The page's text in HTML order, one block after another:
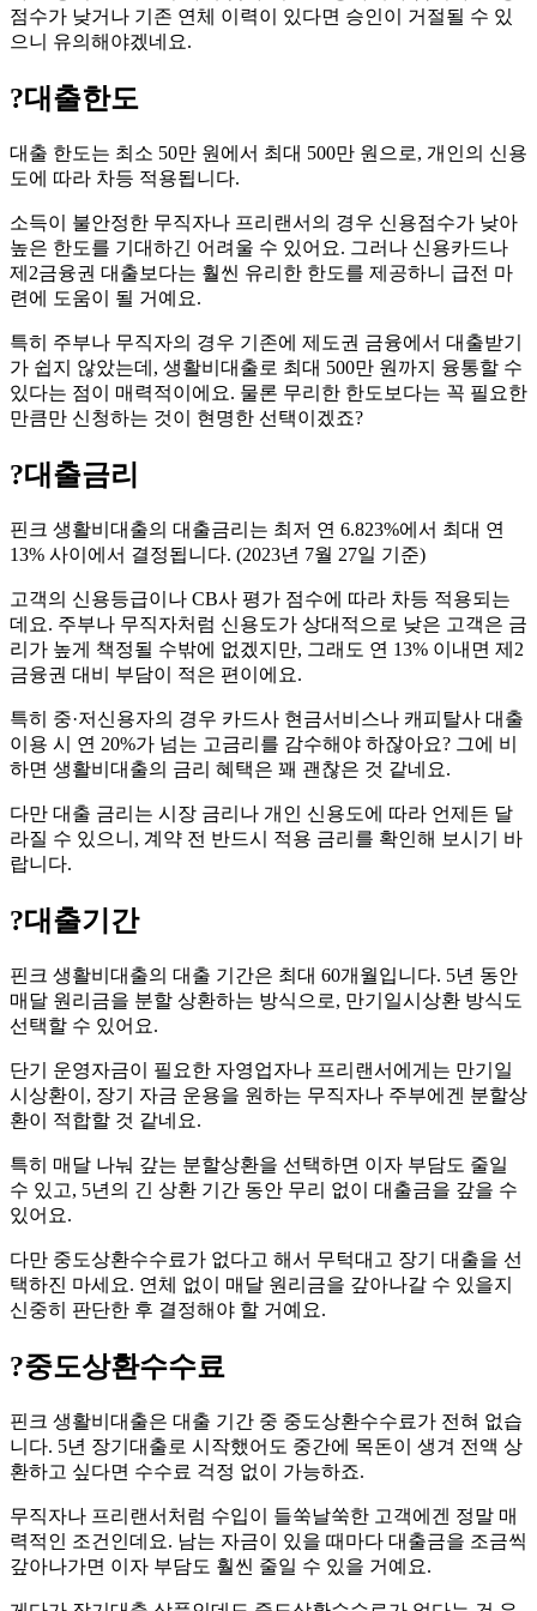
점수가 낮거나 기존 연체 이력이 있다면 승인이 거절될 수 있
으니 유의해야겠네요.
?대출한도
대출 한도는 최소 50만 원에서 최대 500만 원으로, 개인의 신용
도에 따라 차등 적용됩니다.
소득이 불안정한 무직자나 프리랜서의 경우 신용점수가 낮아
높은 한도를 기대하긴 어려울 수 있어요. 그러나 신용카드나
제2금융권 대출보다는 훨씬 유리한 한도를 제공하니 급전 마
련에 도움이 될 거예요.
특히 주부나 무직자의 경우 기존에 제도권 금융에서 대출받기
가 쉽지 않았는데, 생활비대출로 최대 500만 원까지 융통할 수
있다는 점이 매력적이에요. 물론 무리한 한도보다는 꼭 필요한
만큼만 신청하는 것이 현명한 선택이겠죠?
?대출금리
핀크 생활비대출의 대출금리는 최저 연 6.823%에서 최대 연
13% 사이에서 결정됩니다. (2023년 7월 27일 기준)
고객의 신용등급이나 CB사 평가 점수에 따라 차등 적용되는
데요. 주부나 무직자처럼 신용도가 상대적으로 낮은 고객은 금
리가 높게 책정될 수밖에 없겠지만, 그래도 연 13% 이내면 제2
금융권 대비 부담이 적은 편이에요.
특히 중·저신용자의 경우 카드사 현금서비스나 캐피탈사 대출
이용 시 연 20%가 넘는 고금리를 감수해야 하잖아요? 그에 비
하면 생활비대출의 금리 혜택은 꽤 괜찮은 것 같네요.
다만 대출 금리는 시장 금리나 개인 신용도에 따라 언제든 달
라질 수 있으니, 계약 전 반드시 적용 금리를 확인해 보시기 바
랍니다.
?대출기간
핀크 생활비대출의 대출 기간은 최대 60개월입니다. 5년 동안
매달 원리금을 분할 상환하는 방식으로, 만기일시상환 방식도
선택할 수 있어요.
단기 운영자금이 필요한 자영업자나 프리랜서에게는 만기일
시상환이, 장기 자금 운용을 원하는 무직자나 주부에겐 분할상
환이 적합할 것 같네요.
특히 매달 나눠 갚는 분할상환을 선택하면 이자 부담도 줄일
수 있고, 5년의 긴 상환 기간 동안 무리 없이 대출금을 갚을 수
있어요.
다만 중도상환수수료가 없다고 해서 무턱대고 장기 대출을 선
택하진 마세요. 연체 없이 매달 원리금을 갚아나갈 수 있을지
신중히 판단한 후 결정해야 할 거예요.
?중도상환수수료
핀크 생활비대출은 대출 기간 중 중도상환수수료가 전혀 없습
니다. 5년 장기대출로 시작했어도 중간에 목돈이 생겨 전액 상
환하고 싶다면 수수료 걱정 없이 가능하죠.
무직자나 프리랜서처럼 수입이 들쑥날쑥한 고객에겐 정말 매
력적인 조건인데요. 남는 자금이 있을 때마다 대출금을 조금씩
갚아나가면 이자 부담도 훨씬 줄일 수 있을 거예요.